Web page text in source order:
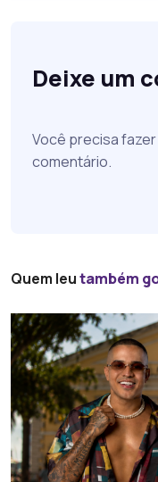
Deixe um
Você precisa fazer
comentário.
Quem leutambém